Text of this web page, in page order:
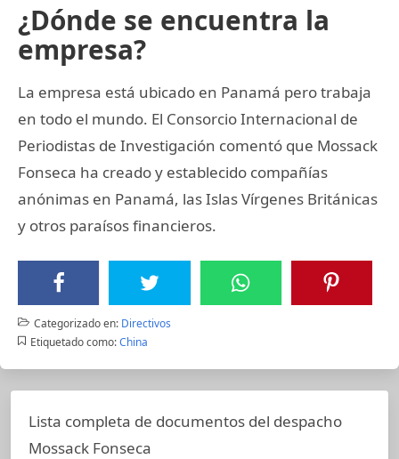
¿Dónde se encuentra la
empresa?
La empresa está ubicado en Panamá pero trabaja
en todo el mundo. El Consorcio Internacional de
Periodistas de Investigación comentó que Mossack
Fonseca ha creado y establecido compañías
anónimas en Panamá, las Islas Vírgenes Británicas
y otros paraísos financieros.
Categorizado en: Directivos
Etiquetado como: China
Lista completa de documentos del despacho
Mossack Fonseca